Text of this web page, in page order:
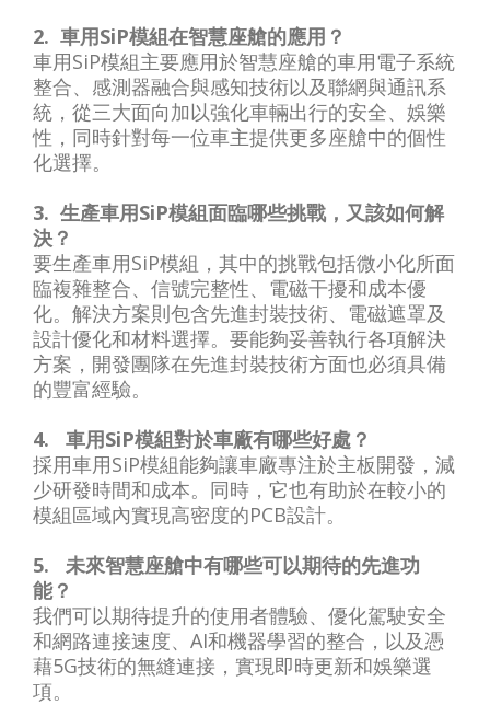
2. 車用SiP模組在智慧座艙的應用？
車用SiP模組主要應用於智慧座艙的車用電子系統
整合、感測器融合與感知技術以及聯網與通訊系
統，從三大面向加以強化車輛出行的安全、娛樂
性，同時針對每一位車主提供更多座艙中的個性
化選擇。
3. 生產車用SiP模組面臨哪些挑戰，又該如何解
決？
要生產車用SiP模組，其中的挑戰包括微小化所面
臨複雜整合、信號完整性、電磁干擾和成本優
化。解決方案則包含先進封裝技術、電磁遮罩及
設計優化和材料選擇。要能夠妥善執行各項解決
方案，開發團隊在先進封裝技術方面也必須具備
的豐富經驗。
4. 車用SiP模組對於車廠有哪些好處？
採用車用SiP模組能夠讓車廠專注於主板開發，減
少研發時間和成本。同時，它也有助於在較小的
模組區域內實現高密度的PCB設計。
5. 未來智慧座艙中有哪些可以期待的先進功
能？
我們可以期待提升的使用者體驗、優化駕駛安全
和網路連接速度、AI和機器學習的整合，以及憑
藉5G技術的無縫連接，實現即時更新和娛樂選
項。